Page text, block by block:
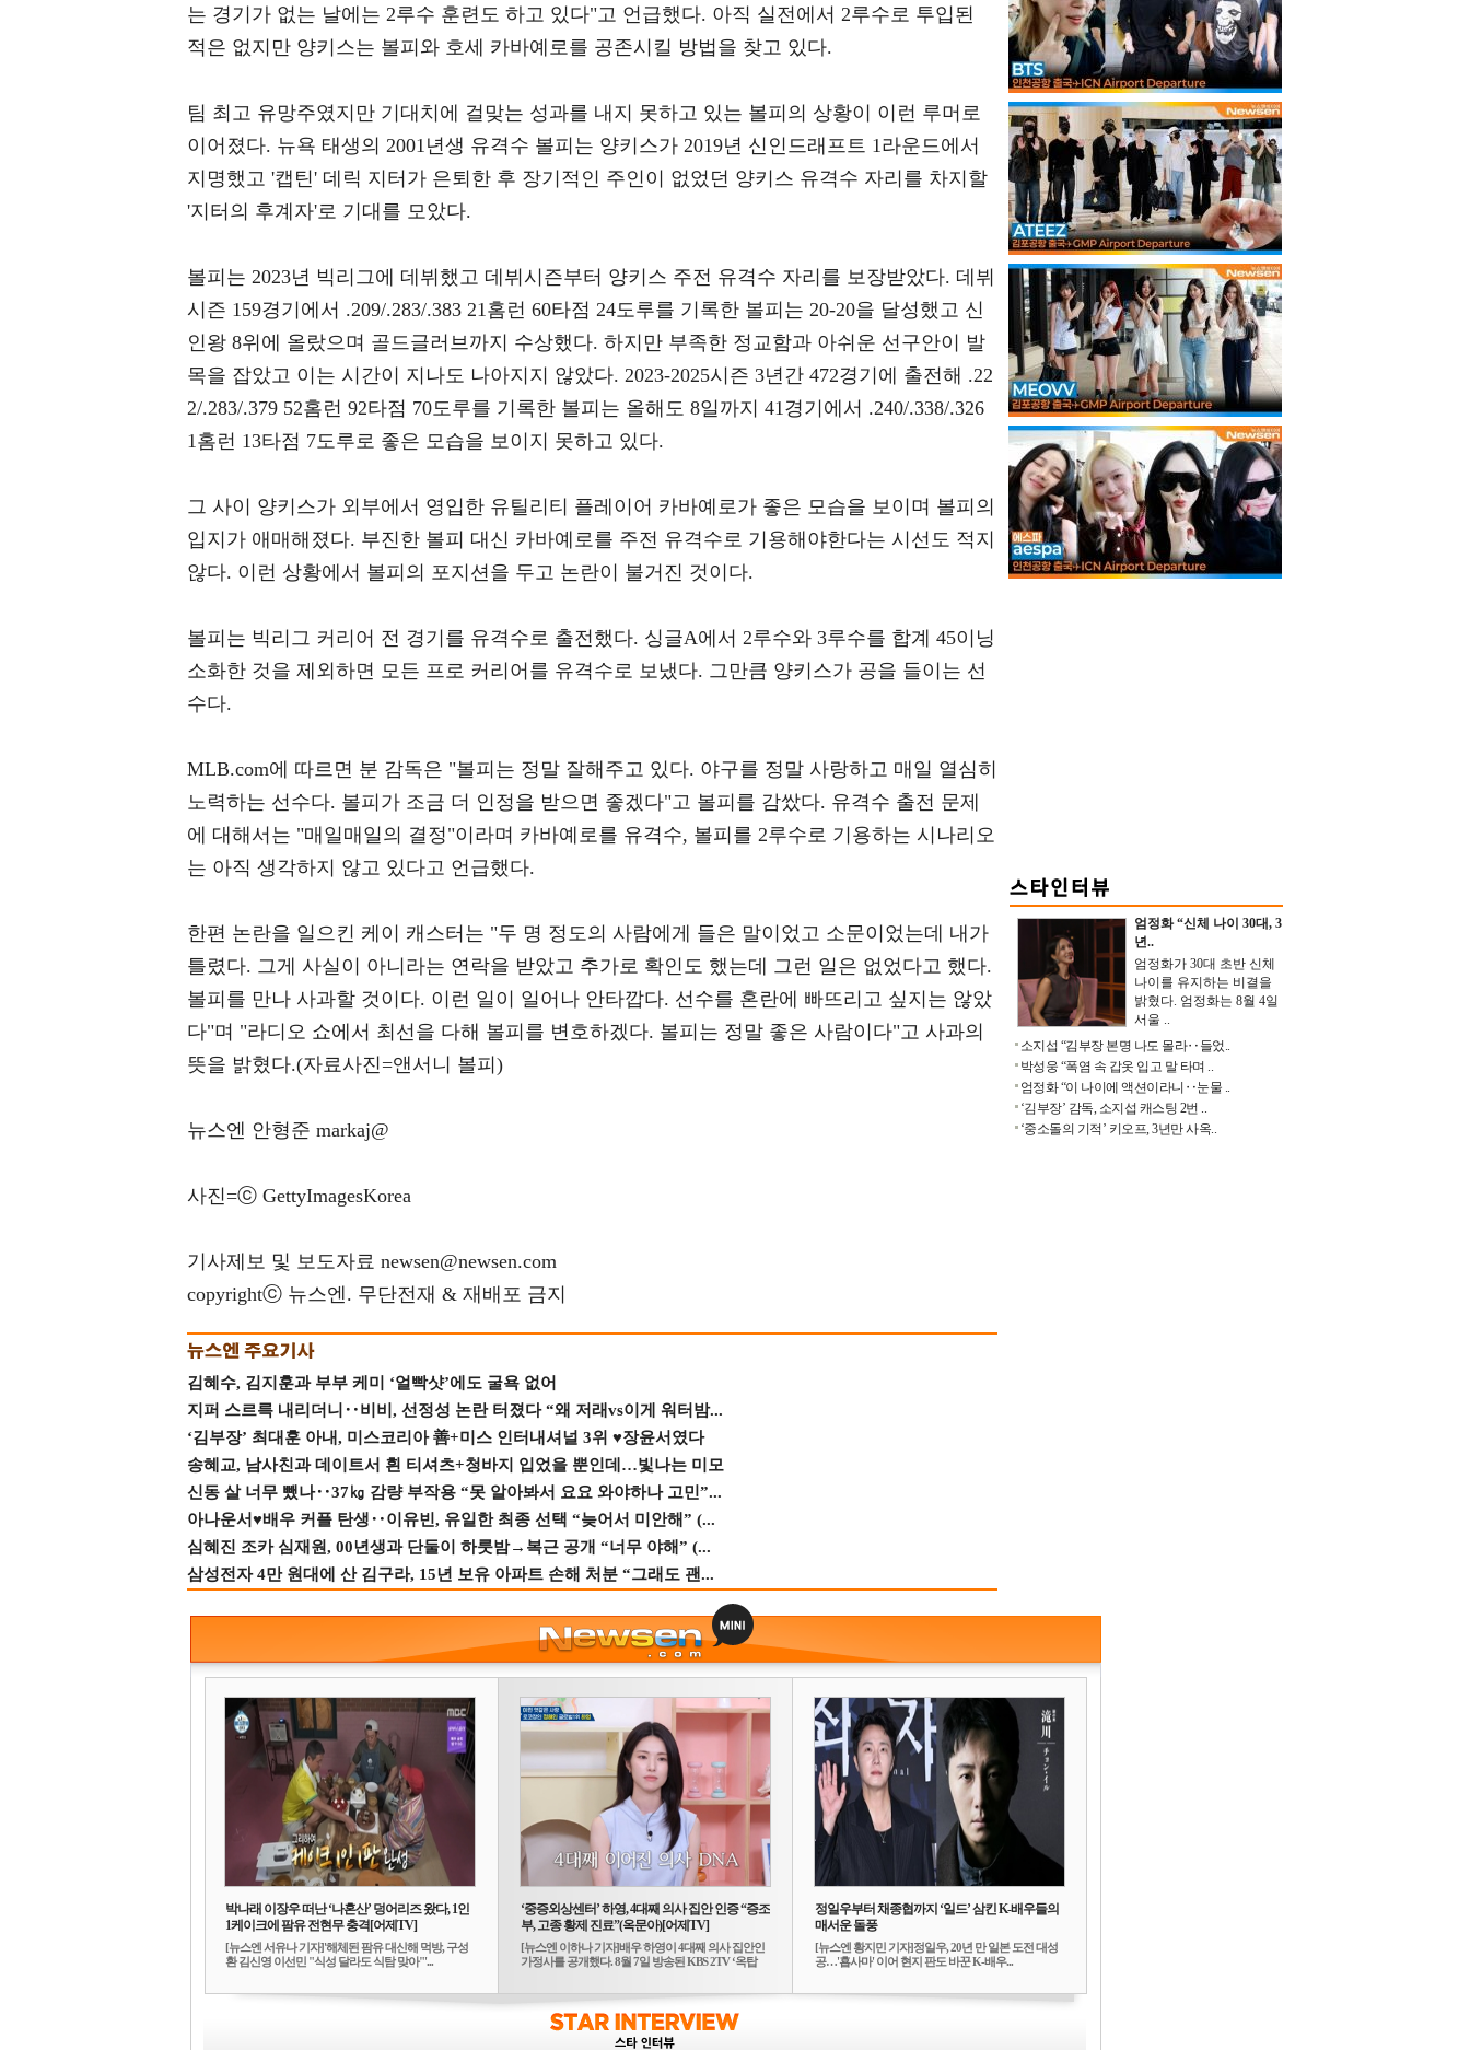
는 경기가 없는 날에는 2루수 훈련도 하고 있다"고 언급했다. 아직 실전에서 2루수로 투입된
적은 없지만 양키스는 볼피와 호세 카바예로를 공존시킬 방법을 찾고 있다.
팀 최고 유망주였지만 기대치에 걸맞는 성과를 내지 못하고 있는 볼피의 상황이 이런 루머로
이어졌다. 뉴욕 태생의 2001년생 유격수 볼피는 양키스가 2019년 신인드래프트 1라운드에서
지명했고 '캡틴' 데릭 지터가 은퇴한 후 장기적인 주인이 없었던 양키스 유격수 자리를 차지할
'지터의 후계자'로 기대를 모았다.
볼피는 2023년 빅리그에 데뷔했고 데뷔시즌부터 양키스 주전 유격수 자리를 보장받았다. 데뷔
시즌 159경기에서 .209/.283/.383 21홈런 60타점 24도루를 기록한 볼피는 20-20을 달성했고 신
인왕 8위에 올랐으며 골드글러브까지 수상했다. 하지만 부족한 정교함과 아쉬운 선구안이 발
목을 잡았고 이는 시간이 지나도 나아지지 않았다. 2023-2025시즌 3년간 472경기에 출전해 .22
2/.283/.379 52홈런 92타점 70도루를 기록한 볼피는 올해도 8일까지 41경기에서 .240/.338/.326
1홈런 13타점 7도루로 좋은 모습을 보이지 못하고 있다.
그 사이 양키스가 외부에서 영입한 유틸리티 플레이어 카바예로가 좋은 모습을 보이며 볼피의
입지가 애매해졌다. 부진한 볼피 대신 카바예로를 주전 유격수로 기용해야한다는 시선도 적지
않다. 이런 상황에서 볼피의 포지션을 두고 논란이 불거진 것이다.
볼피는 빅리그 커리어 전 경기를 유격수로 출전했다. 싱글A에서 2루수와 3루수를 합계 45이닝
소화한 것을 제외하면 모든 프로 커리어를 유격수로 보냈다. 그만큼 양키스가 공을 들이는 선
수다.
MLB.com에 따르면 분 감독은 "볼피는 정말 잘해주고 있다. 야구를 정말 사랑하고 매일 열심히
노력하는 선수다. 볼피가 조금 더 인정을 받으면 좋겠다"고 볼피를 감쌌다. 유격수 출전 문제
에 대해서는 "매일매일의 결정"이라며 카바예로를 유격수, 볼피를 2루수로 기용하는 시나리오
는 아직 생각하지 않고 있다고 언급했다.
한편 논란을 일으킨 케이 캐스터는 "두 명 정도의 사람에게 들은 말이었고 소문이었는데 내가
틀렸다. 그게 사실이 아니라는 연락을 받았고 추가로 확인도 했는데 그런 일은 없었다고 했다.
볼피를 만나 사과할 것이다. 이런 일이 일어나 안타깝다. 선수를 혼란에 빠뜨리고 싶지는 않았
다"며 "라디오 쇼에서 최선을 다해 볼피를 변호하겠다. 볼피는 정말 좋은 사람이다"고 사과의
뜻을 밝혔다.(자료사진=앤서니 볼피)
뉴스엔 안형준 markaj@
사진=ⓒ GettyImagesKorea
기사제보 및 보도자료 newsen@newsen.com
copyrightⓒ 뉴스엔. 무단전재 & 재배포 금지
김혜수, 김지훈과 부부 케미 ‘얼빡샷’에도 굴욕 없어
지퍼 스르륵 내리더니‥비비, 선정성 논란 터졌다 “왜 저래vs이게 워터밤...
‘김부장’ 최대훈 아내, 미스코리아 善+미스 인터내셔널 3위 ♥장윤서였다
송혜교, 남사친과 데이트서 흰 티셔츠+청바지 입었을 뿐인데…빛나는 미모
신동 살 너무 뺐나‥37㎏ 감량 부작용 “못 알아봐서 요요 와야하나 고민”...
아나운서♥배우 커플 탄생‥이유빈, 유일한 최종 선택 “늦어서 미안해” (...
심혜진 조카 심재원, 00년생과 단둘이 하룻밤→복근 공개 “너무 야해” (...
삼성전자 4만 원대에 산 김구라, 15년 보유 아파트 손해 처분 “그래도 괜...
엄정화 “신체 나이 30대, 3
년..
엄정화가 30대 초반 신체
나이를 유지하는 비결을
밝혔다. 엄정화는 8월 4일
서울 ..
소지섭 “김부장 본명 나도 몰라‥들었..
박성웅 “폭염 속 갑옷 입고 말 타며 ..
엄정화 “이 나이에 액션이라니‥눈물 ..
‘김부장’ 감독, 소지섭 캐스팅 2번 ..
‘중소돌의 기적’ 키오프, 3년만 사옥..
박나래 이장우 떠난 ‘나혼산’ 덩어리즈 왔다, 1인
1케이크에 팜유 전현무 충격[어제TV]
[뉴스엔 서유나 기자]'해체된 팜유 대신해 먹방, 구성
환 김신영 이선민 "식성 달라도 식탐 맞아"'...
‘중증외상센터’ 하영, 4대째 의사 집안 인증 “증조
부, 고종 황제 진료”(옥문아)[어제TV]
[뉴스엔 이하나 기자]배우 하영이 4대째 의사 집안인
가정사를 공개했다. 8월 7일 방송된 KBS 2TV ‘옥탑
정일우부터 채종협까지 ‘일드’ 삼킨 K-배우들의
매서운 돌풍
[뉴스엔 황지민 기자]정일우, 20년 만 일본 도전 대성
공…'횹사마' 이어 현지 판도 바꾼 K-배우...